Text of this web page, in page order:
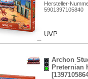
Hersteller-
5901397105840
UVP
Archon
Preternian